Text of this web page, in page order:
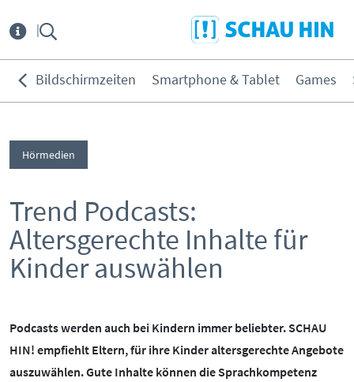
Bildschirmzeiten Smartphone & Tablet Games
Hörmedien
Trend Podcasts:
Altersgerechte Inhalte für
Kinder auswählen
Podcasts werden auch bei Kindern immer beliebter. SCHAU
HIN! empfiehlt Eltern, für ihre Kinder altersgerechte Angebote
auszuwählen. Gute Inhalte können die Sprachkompetenz
Über
Service
KONTAKT
INITIATIVE
PARTNER
KOOPERATIONEN
BEIRAT
BOTSCHAFTERINNEN
ELTERNANGEBOTE
MEDIENKURSE
ONLINE-GAME
PRESSE
MEDIATHEK
MEDIENCOACHES
THEMEN:
Bildschirmzeiten
Smartphone & Tablet
Soziale Netzwerke
Filme & Serien
Surfen